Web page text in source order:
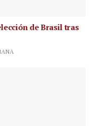
de Brasil tras